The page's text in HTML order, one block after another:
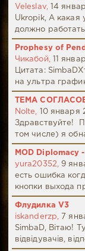
Veleslav,
14
Ukropik, А какая
должно
Prophesy of
Чикабой,
11
Цитата:
на ультра
ТЕМА
Nolte,
10 января
Здравствуйте!
том числе) я
MOD Diplomacy
yura20352,
9
есть ошибка
кнопки выхода
Флудилка V3
iskanderzp,
7
SimbaD, Вітаю!
відвідувачів,